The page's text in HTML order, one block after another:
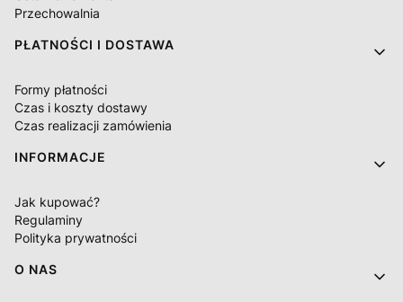
Przechowalnia
PŁATNOŚCI I DOSTAWA
Formy płatności
Czas i koszty dostawy
Czas realizacji zamówienia
INFORMACJE
Jak kupować?
Regulaminy
Polityka prywatności
O NAS